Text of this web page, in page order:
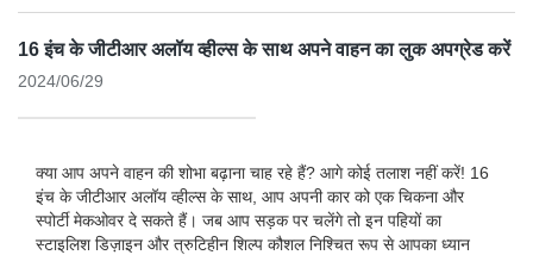
16 इंच के जीटीआर अलॉय व्हील्स के साथ अपने वाहन का लुक अपग्रेड करें
2024/06/29
क्या आप अपने वाहन की शोभा बढ़ाना चाह रहे हैं? आगे कोई तलाश नहीं करें! 16
इंच के जीटीआर अलॉय व्हील्स के साथ, आप अपनी कार को एक चिकना और
स्पोर्टी मेकओवर दे सकते हैं। जब आप सड़क पर चलेंगे तो इन पहियों का
स्टाइलिश डिज़ाइन और त्रुटिहीन शिल्प कौशल निश्चित रूप से आपका ध्यान